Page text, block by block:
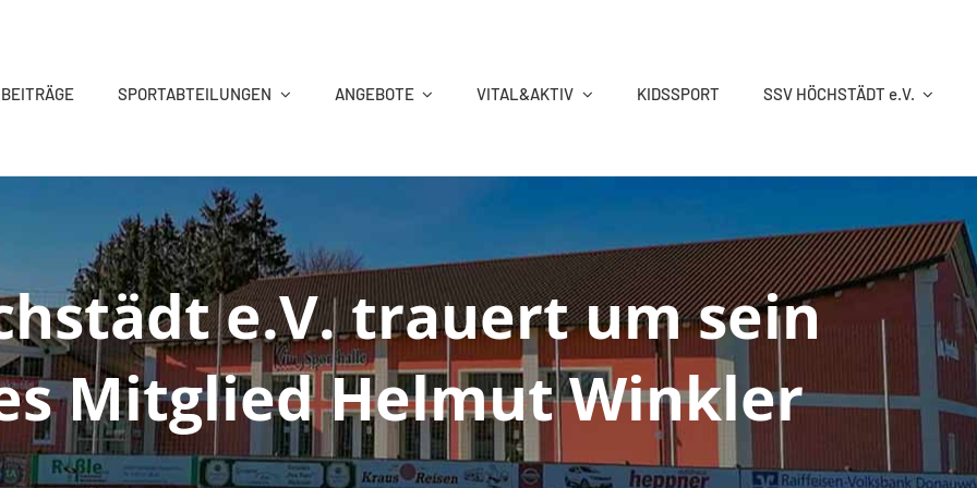
SPORTABTEILUNGEN
KEGELN REHA-SPORT RINGEN SCHWIMMEN
TANZSPORT TENNIS TISCHTENNIS TURNEN
VITAL&AKTIV
ANGEBOTE VITAL&AKTIV KIDSSPORT SSV HÖCHSTÄDT e.V.
e.V. trauert um sein
Mitglied Helmut Winkler